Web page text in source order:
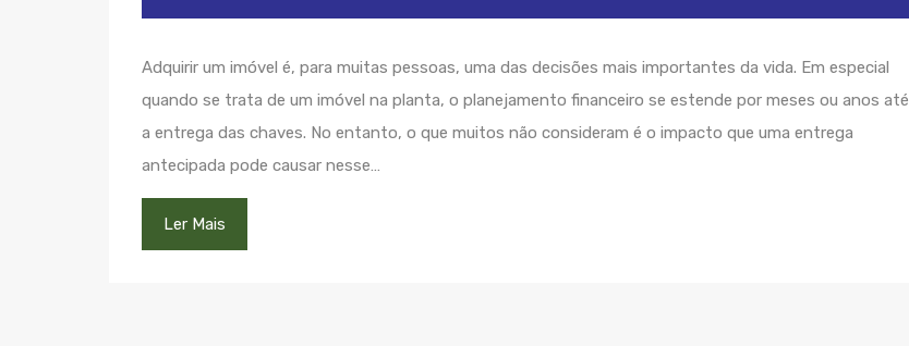
Adquirir um imóvel é, para muitas pessoas, uma das decisões mais importantes da vida. Em especial
quando se trata de um imóvel na planta, o planejamento financeiro se estende por meses ou anos até
a entrega das chaves. No entanto, o que muitos não consideram é o impacto que uma entrega
antecipada pode causar nesse…
Ler Mais